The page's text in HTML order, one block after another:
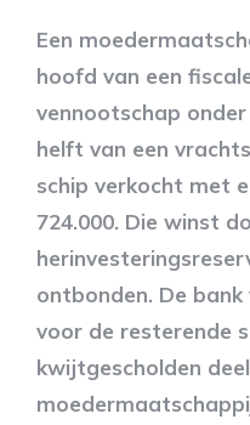
Een
hoofd van een
vennootschap
helft van een
schip verkocht met
724.000. Die winst
ontbonden. De
voor de resterende
kwijtgescholden